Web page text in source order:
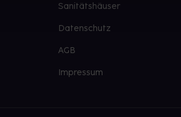
Sanitätshäuser
Datenschutz
AGB
Impressum